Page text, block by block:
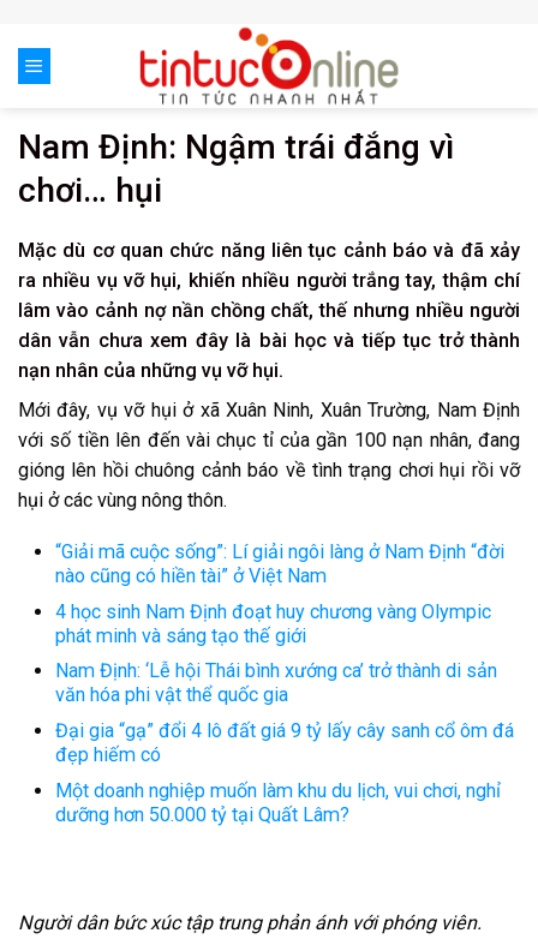
content
Nam Định: Ngậm trái đắng vì
chơi… hụi
Mặc dù cơ quan chức năng liên tục cảnh báo và đã xảy
ra nhiều vụ vỡ hụi, khiến nhiều người trắng tay, thậm chí
lâm vào cảnh nợ nần chồng chất, thế nhưng nhiều người
dân vẫn chưa xem đây là bài học và tiếp tục trở thành
nạn nhân của những vụ vỡ hụi.
Mới đây, vụ vỡ hụi ở xã Xuân Ninh, Xuân Trường, Nam Định
với số tiền lên đến vài chục tỉ của gần 100 nạn nhân, đang
gióng lên hồi chuông cảnh báo về tình trạng chơi hụi rồi vỡ
hụi ở các vùng nông thôn.
“Giải mã cuộc sống”: Lí giải ngôi làng ở Nam Định “đời
nào cũng có hiền tài” ở Việt Nam
4 học sinh Nam Định đoạt huy chương vàng Olympic
phát minh và sáng tạo thế giới
Nam Định: ‘Lễ hội Thái bình xướng ca’ trở thành di sản
văn hóa phi vật thể quốc gia
Đại gia “gạ” đổi 4 lô đất giá 9 tỷ lấy cây sanh cổ ôm đá
đẹp hiếm có
Một doanh nghiệp muốn làm khu du lịch, vui chơi, nghỉ
dưỡng hơn 50.000 tỷ tại Quất Lâm?
Người dân bức xúc tập trung phản ánh với phóng viên.